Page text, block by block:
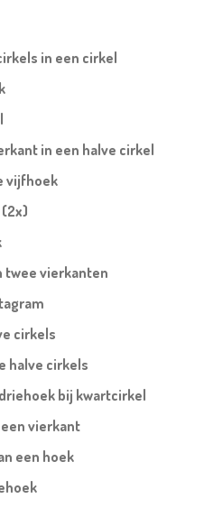
in een cirkel
in een halve cirkel
vijfhoek
twee vierkanten
cirkels
halve cirkels
bij kwartcirkel
vierkant
een hoek